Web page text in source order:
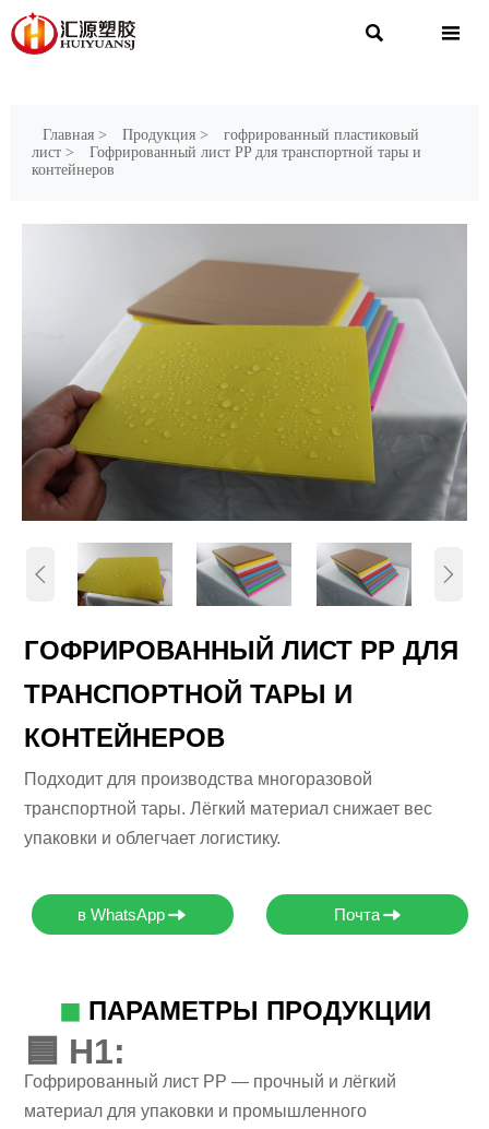
 
Главная> Продукция>
гофрированный пластиковый
лист>
Гофрированный лист PP для транспортной тары и
контейнеров
 
ГОФРИРОВАННЫЙ ЛИСТ PP ДЛЯ
ТРАНСПОРТНОЙ ТАРЫ И
КОНТЕЙНЕРОВ
Подходит для производства многоразовой
транспортной тары. Лёгкий материал снижает вес
упаковки и облегчает логистику.
в WhatsApp Почта
◼ ПАРАМЕТРЫ ПРОДУКЦИИ
🟦 H1:
Гофрированный лист PP — прочный и лёгкий
материал для упаковки и промышленного